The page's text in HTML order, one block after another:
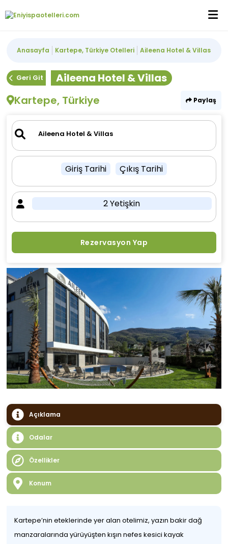
Anasayfa Kartepe, Türkiye Otelleri Aileena Hotel & Villas
Geri Git
Aileena Hotel & Villas
Kartepe, Türkiye
Paylaş
Giriş Tarihi Çıkış Tarihi
2 Yetişkin
Rezervasyon Yap
Açıklama
Odalar
Özellikler
Konum
Kartepe’nin eteklerinde yer alan otelimiz, yazın bakir dağ
manzaralarında yürüyüşten kışın nefes kesici kayak